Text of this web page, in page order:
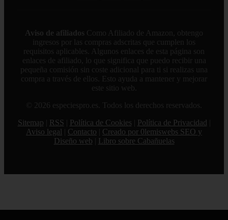
Aviso de afiliados Como Afiliado de Amazon, obtengo
ingresos por las compras adscritas que cumplen los
requisitos aplicables. Algunos enlaces de esta página son
enlaces de afiliado, lo que significa que puedo recibir una
pequeña comisión sin coste adicional para ti si realizas una
compra a través de ellos. Esto ayuda a mantener y mejorar
este sitio web.
© 2026 especiespro.es. Todos los derechos reservados.
Sitemap
RSS Política de Cookies Política de Privacidad
Aviso legal
Contacto
Creado por 0lemiswebs SEO y
Diseño web
Libro sobre Cabañuelas